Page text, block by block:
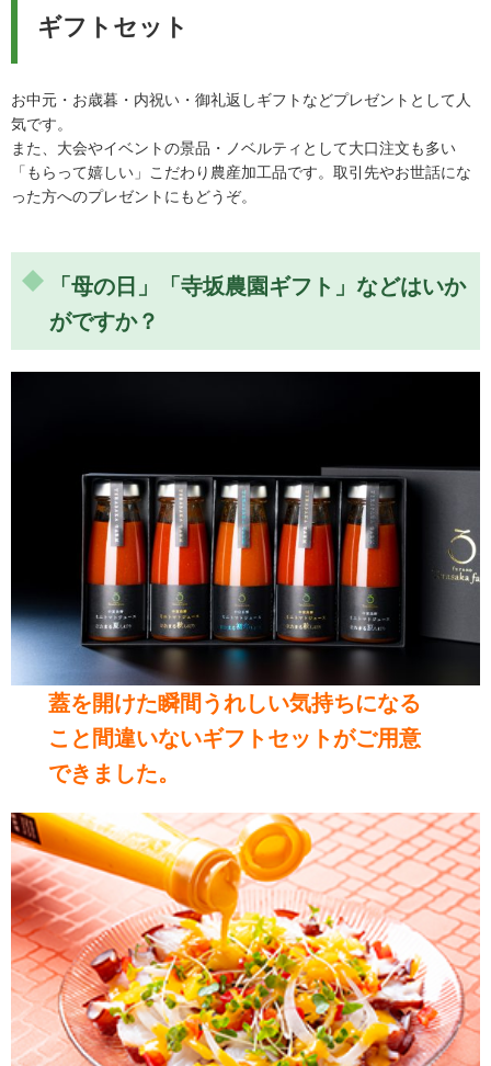
ギフトセット
お中元・お歳暮・内祝い・御礼返しギフトなどプレゼントとして人
気です。
また、大会やイベントの景品・ノベルティとして大口注文も多い
「もらって嬉しい」こだわり農産加工品です。取引先やお世話にな
った方へのプレゼントにもどうぞ。
「母の日」「寺坂農園ギフト」などはいか
がですか？
蓋を開けた瞬間うれしい気持ちになる
こと間違いないギフトセットがご用意
できました。